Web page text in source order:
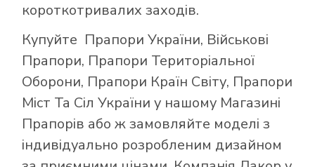
короткотривалих заходів.
Купуйте Прапори України, Військові
Прапори, Прапори Територіальної
Оборони, Прапори Країн Світу, Прапори
Міст Та Сіл України у нашому Магазині
Прапорів або ж замовляйте моделі з
індивідуально розробленим дизайном